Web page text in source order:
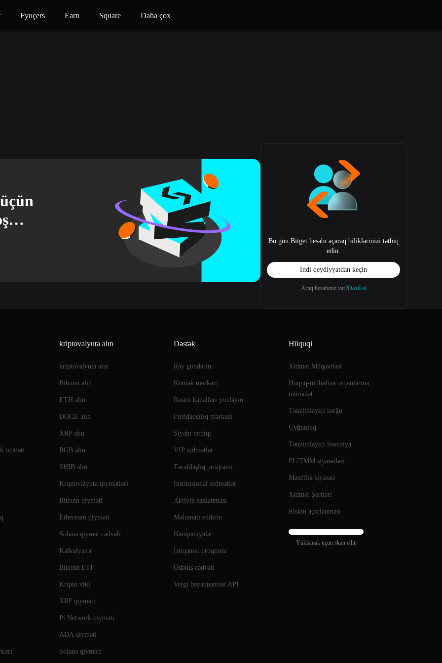
Fyuçers Earn Square Daha çox
Bu gün Bitget hesabı açaraq biliklərinizi tətbiq
edin.
İndi qeydiyyatdan keçin
Artıq hesabınız var?Daxil ol
ticarəti
kriptovalyuta alın
kriptovalyuta alın
Bitcoin alın
ETH alın
DOGE alın
XRP alın
BGB alın
SHIB alın
Kriptovalyuta qiymətləri
Bitcoin qiyməti
Ethereum qiyməti
Solana qiymət cədvəli
Kalkulyator
Bitcoin ETF
Kripto viki
XRP qiyməti
Pi Network qiyməti
ADA qiyməti
Solana qiyməti
Dəstək
Rəy göndərin
Kömək mərkəzi
Rəsmi kanalları yoxlayın
Fırıldaqçılıq mərkəzi
Siyahı tətbiqi
VIP xidmətlər
Tərəfdaşlıq proqramı
İnstitusional xidmətlər
Aktivin saxlanması
Məlumatı endirin
Kampaniyalar
İstiqamət proqramı
Ödəniş cədvəli
Vergi bəyannaməsi API
Hüquqi
Xidmət Müqaviləsi
Hüquq-mühafizə orqanlarına
müraciət
Tənzimləyici sorğu
Uyğunluq
Tənzimləyici lisenziya
PL/TMM siyasətləri
Məxfilik siyasəti
Xidmət Şərtləri
Riskin açıqlanması
Yükləmək üçün skan edin